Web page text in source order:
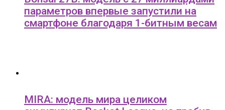
параметров впервые запустили на
смартфоне благодаря 1-битным весам
MIRA: модель мира целиком